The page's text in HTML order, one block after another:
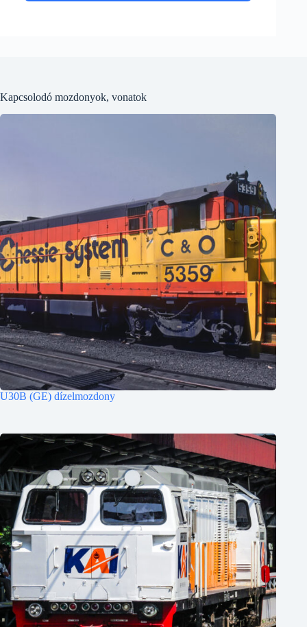
Kapcsolodó mozdonyok, vonatok
U30B (GE) dízelmozdony